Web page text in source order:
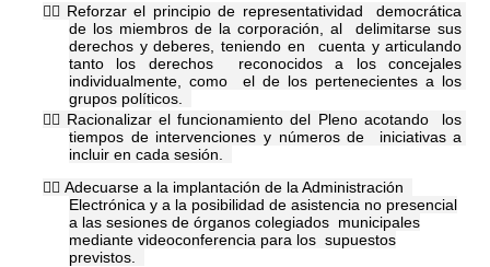
 Reforzar el principio de representatividad  democrática
de los miembros de la corporación, al  delimitarse sus
derechos y deberes, teniendo en  cuenta y articulando
tanto los derechos  reconocidos a los concejales
individualmente, como  el de los pertenecientes a los
grupos políticos.
 Racionalizar el funcionamiento del Pleno acotando  los
tiempos de intervenciones y números de  iniciativas a
incluir en cada sesión.
 Adecuarse a la implantación de la Administración
Electrónica y a la posibilidad de asistencia no presencial
a las sesiones de órganos colegiados municipales
mediante videoconferencia para los supuestos
previstos.